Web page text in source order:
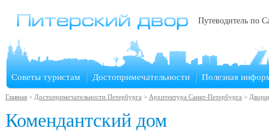
Путеводитель по
Советы туристам Достопримечательности Полезная
Главная > Достопримечательности Петербурга > Архитектура Санкт-Петербурга >
Комендантский дом